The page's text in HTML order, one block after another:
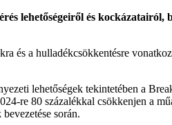
lehetőségeiről és kockázatairól,
és a hulladékcsökkentésre
lehetőségek tekintetében a
re 80 százalékkal csökkenjen a
során.